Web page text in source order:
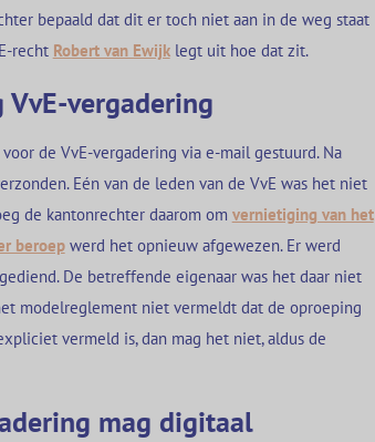
bepaald dat dit er toch niet aan in de weg staat
recht Robert van Ewijklegt uit hoe dat zit.
vergadering
de VvE-vergadering via e-mail gestuurd. Na
Eén van de leden van de VvE was het niet
de kantonrechter daarom om vernietiging van het
beroepwerd het opnieuw afgewezen. Er werd
De betreffende eigenaar was het daar niet
modelreglement niet vermeldt dat de oproeping
vermeld is, dan mag het niet, aldus de
mag digitaal